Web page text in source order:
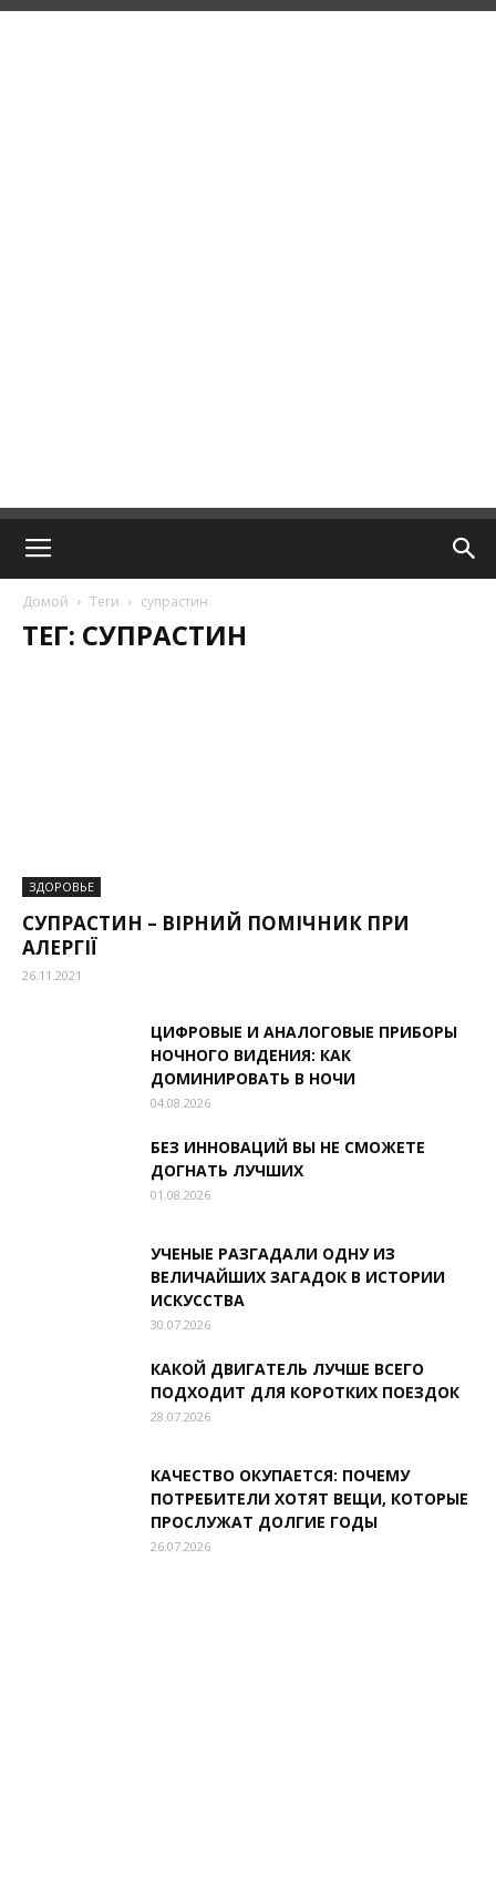
Домой Теги супрастин
ТЕГ: СУПРАСТИН
ЗДОРОВЬЕ
СУПРАСТИН – ВІРНИЙ ПОМІЧНИК ПРИ
АЛЕРГІЇ
26.11.2021
ЦИФРОВЫЕ И АНАЛОГОВЫЕ ПРИБОРЫ
НОЧНОГО ВИДЕНИЯ: КАК
ДОМИНИРОВАТЬ В НОЧИ
04.08.2026
БЕЗ ИННОВАЦИЙ ВЫ НЕ СМОЖЕТЕ
ДОГНАТЬ ЛУЧШИХ
01.08.2026
УЧЕНЫЕ РАЗГАДАЛИ ОДНУ ИЗ
ВЕЛИЧАЙШИХ ЗАГАДОК В ИСТОРИИ
ИСКУССТВА
30.07.2026
КАКОЙ ДВИГАТЕЛЬ ЛУЧШЕ ВСЕГО
ПОДХОДИТ ДЛЯ КОРОТКИХ ПОЕЗДОК
28.07.2026
КАЧЕСТВО ОКУПАЕТСЯ: ПОЧЕМУ
ПОТРЕБИТЕЛИ ХОТЯТ ВЕЩИ, КОТОРЫЕ
ПРОСЛУЖАТ ДОЛГИЕ ГОДЫ
26.07.2026